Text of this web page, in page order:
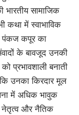
भारतीय सामाजिक
कथा में स्वाभाविक
पंकज कपूर का
के बावजूद उनकी
प्रभावशाली बनाती
उनका किरदार मूल
में अधिक भावुक
नेतृत्व और नैतिक